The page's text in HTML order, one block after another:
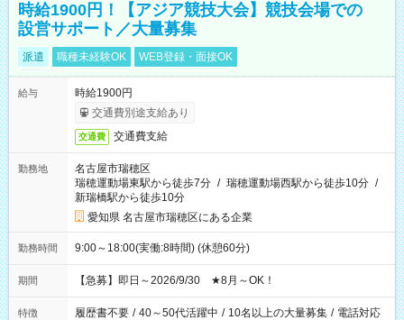
時給1900円！【アジア競技大会】競技会場での
設営サポート／大量募集
派遣 職種未経験OK WEB登録・面接OK
給与
時給1900円
交通費別途支給あり
交通費 交通費支給
勤務地
名古屋市瑞穂区
瑞穂運動場東駅から徒歩7分 / 瑞穂運動場西駅から徒歩10分 /
新瑞橋駅から徒歩10分
愛知県 名古屋市瑞穂区にある企業
勤務時間 9:00～18:00(実働:8時間) (休憩60分)
期間 【急募】即日～2026/9/30 ★8月～OK！
特徴 履歴書不要 / 40～50代活躍中 / 10名以上の大量募集 / 電話対応